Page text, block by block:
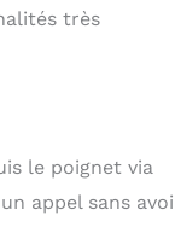
très
le poignet via
appel sans